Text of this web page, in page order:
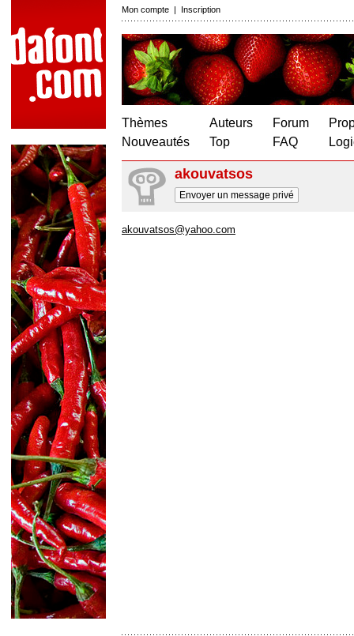
Mon compte | Inscription
Thèmes
Nouveautés
Auteurs
Top
Forum
FAQ
akouvatsos
Envoyer un message privé
akouvatsos@yahoo.com